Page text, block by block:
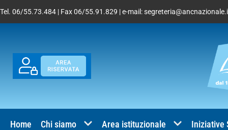
Tel. 06/55.73.484 | Fax 06/55.91.829 | e-mail:
Home Chi siamo Area istituzionale Iniziative